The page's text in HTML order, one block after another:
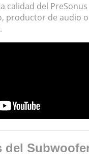
calidad del
productor de audio
del